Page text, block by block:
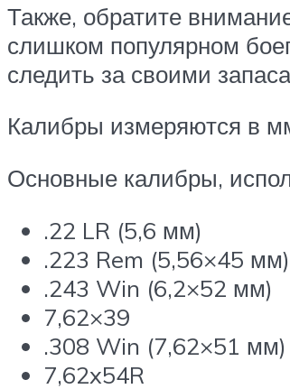
Также, обратите
слишком популярном
следить за своими
Калибры измеряются в
Основные калибры,
.22 LR (5,6 мм)
.223 Rem (5,56×45 мм)
.243 Win (6,2×52 мм)
7,62×39
.308 Win (7,62×51 мм)
7,62x54R